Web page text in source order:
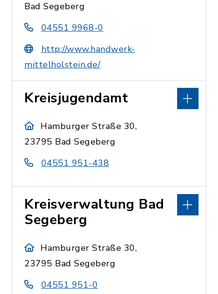
Bad Segeberg
04551 9968-0
http://www.handwerk-
mittelholstein.de/
Kreisjugendamt
Hamburger Straße 30,
23795 Bad Segeberg
04551 951-438
Kreisverwaltung Bad
Segeberg
Hamburger Straße 30,
23795 Bad Segeberg
04551 951-0